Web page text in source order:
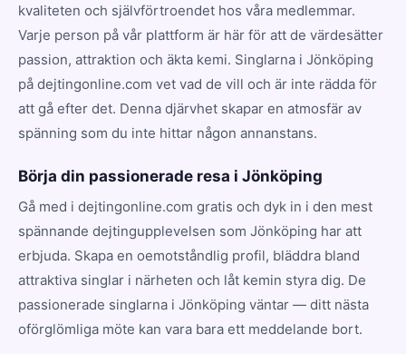
kvaliteten och självförtroendet hos våra medlemmar.
Varje person på vår plattform är här för att de värdesätter
passion, attraktion och äkta kemi. Singlarna i Jönköping
på dejtingonline.com vet vad de vill och är inte rädda för
att gå efter det. Denna djärvhet skapar en atmosfär av
spänning som du inte hittar någon annanstans.
Börja din passionerade resa i Jönköping
Gå med i dejtingonline.com gratis och dyk in i den mest
spännande dejtingupplevelsen som Jönköping har att
erbjuda. Skapa en oemotståndlig profil, bläddra bland
attraktiva singlar i närheten och låt kemin styra dig. De
passionerade singlarna i Jönköping väntar — ditt nästa
oförglömliga möte kan vara bara ett meddelande bort.